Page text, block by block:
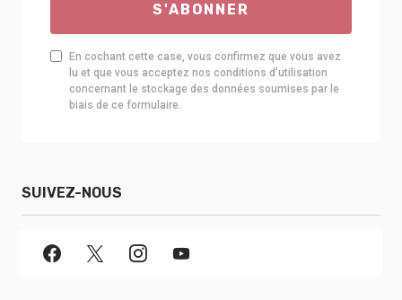
S'ABONNER
En cochant cette case, vous confirmez que vous avez
lu et que vous acceptez nos conditions d'utilisation
concernant le stockage des données soumises par le
biais de ce formulaire.
SUIVEZ-NOUS